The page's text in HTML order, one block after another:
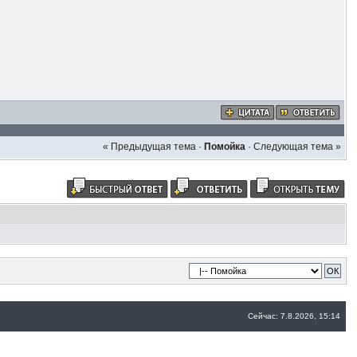
« Предыдущая тема· Помойка· Следующая тема »
Сейчас: 7.8.2026, 15:14